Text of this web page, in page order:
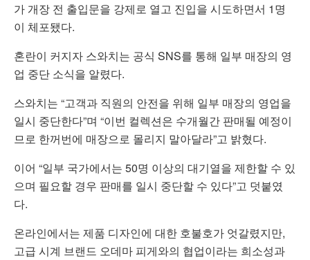
가 개장 전 출입문을 강제로 열고 진입을 시도하면서 1명
이 체포됐다.
혼란이 커지자 스와치는 공식 SNS를 통해 일부 매장의 영
업 중단 소식을 알렸다.
스와치는 “고객과 직원의 안전을 위해 일부 매장의 영업을
일시 중단한다”며 “이번 컬렉션은 수개월간 판매될 예정이
므로 한꺼번에 매장으로 몰리지 말아달라”고 밝혔다.
이어 “일부 국가에서는 50명 이상의 대기열을 제한할 수 있
으며 필요할 경우 판매를 일시 중단할 수 있다”고 덧붙였
다.
온라인에서는 제품 디자인에 대한 호불호가 엇갈렸지만,
고급 시계 브랜드 오데마 피게와의 협업이라는 희소성과